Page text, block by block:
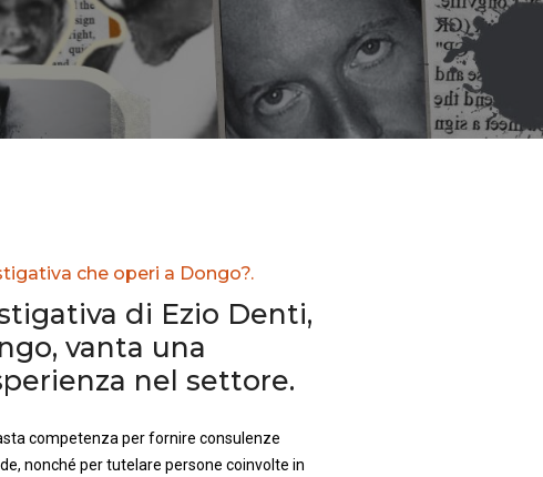
che operi a Dongo?.
di Ezio Denti,
vanta una
nel settore.
competenza per fornire consulenze
nonché per tutelare persone coinvolte in